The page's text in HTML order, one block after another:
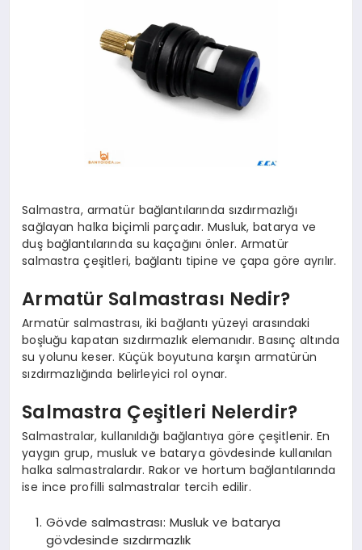
Salmastra, armatür bağlantılarında sızdırmazlığı
sağlayan halka biçimli parçadır. Musluk, batarya ve
duş bağlantılarında su kaçağını önler. Armatür
salmastra çeşitleri, bağlantı tipine ve çapa göre ayrılır.
Armatür Salmastrası Nedir?
Armatür salmastrası, iki bağlantı yüzeyi arasındaki
boşluğu kapatan sızdırmazlık elemanıdır. Basınç altında
su yolunu keser. Küçük boyutuna karşın armatürün
sızdırmazlığında belirleyici rol oynar.
Salmastra Çeşitleri Nelerdir?
Salmastralar, kullanıldığı bağlantıya göre çeşitlenir. En
yaygın grup, musluk ve batarya gövdesinde kullanılan
halka salmastralardır. Rakor ve hortum bağlantılarında
ise ince profilli salmastralar tercih edilir.
Gövde salmastrası: Musluk ve batarya
gövdesinde sızdırmazlık